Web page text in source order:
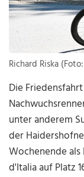
Richard Riska
Die
unter anderem
der
Wochenende
d'Italia auf Platz